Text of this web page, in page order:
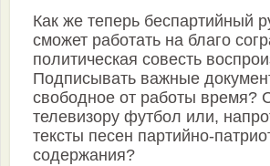
Как же теперь беспартийный
сможет работать на благо
политическая совесть
Подписывать важные
свободное от работы время?
телевизору футбол или,
тексты песен партийно-
содержания?